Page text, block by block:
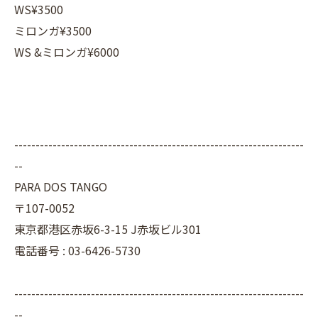
WS¥3500
ミロンガ¥3500
WS &ミロンガ¥6000
--------------------------------------------------------------------
--
PARA DOS TANGO
〒107-0052
東京都港区赤坂6-3-15 J赤坂ビル301
電話番号 : 03-6426-5730
--------------------------------------------------------------------
--